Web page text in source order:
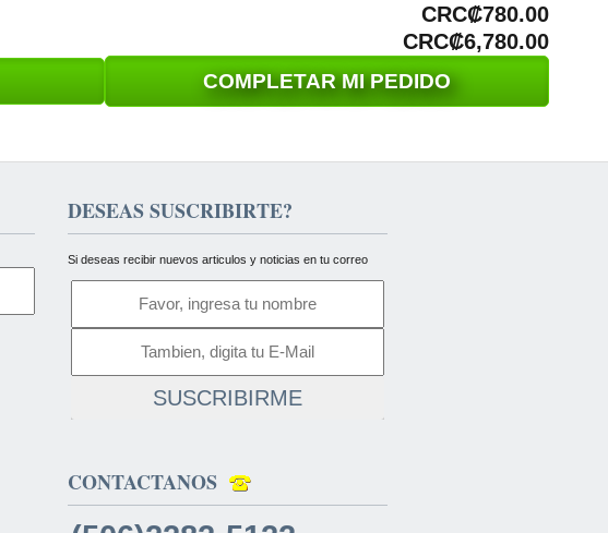
CRC₡780.00
CRC₡6,780.00
COMPLETAR MI PEDIDO
DESEAS SUSCRIBIRTE?
Si deseas recibir nuevos articulos y noticias en tu correo
SUSCRIBIRME
CONTACTANOS